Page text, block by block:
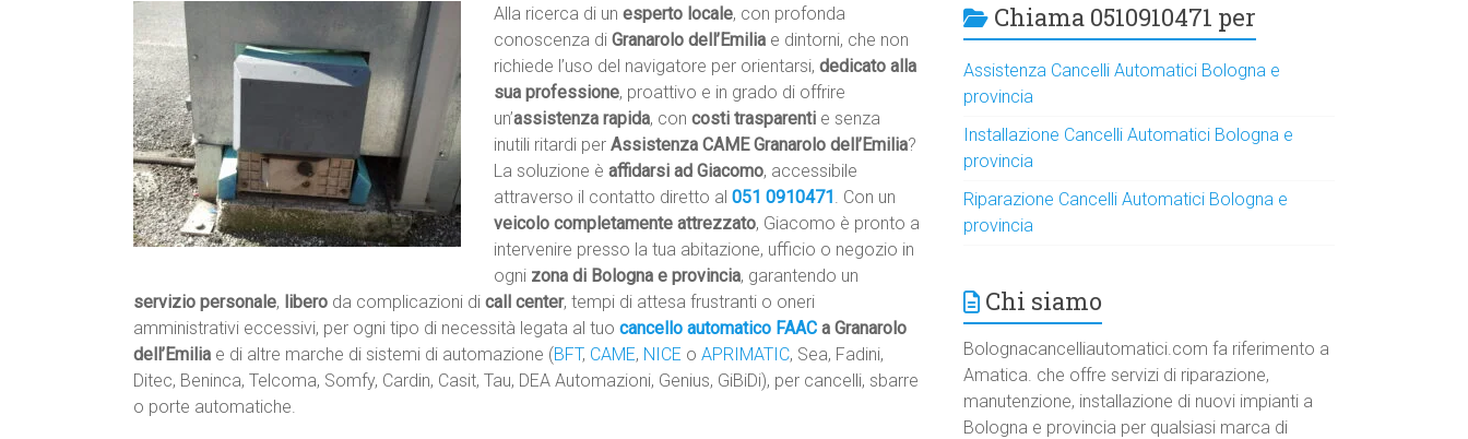
Alla ricerca di un esperto locale, con profonda
conoscenza di Granarolo dell’Emilia e dintorni, che non
richiede l’uso del navigatore per orientarsi, dedicato alla
sua professione, proattivo e in grado di offrire
un’assistenza rapida, con costi trasparenti e senza
inutili ritardi per Assistenza CAME Granarolo dell’Emilia?
La soluzione è affidarsi ad Giacomo, accessibile
attraverso il contatto diretto al 051 0910471 . Con un
veicolo completamente attrezzato, Giacomo è pronto a
intervenire presso la tua abitazione, ufficio o negozio in
ogni zona di Bologna e provincia, garantendo un
servizio personale, libero da complicazioni di call center, tempi di attesa frustranti o oneri
amministrativi eccessivi, per ogni tipo di necessità legata al tuo cancello automatico FAAC a Granarolo
dell’Emilia e di altre marche di sistemi di automazione (BFT, CAME, NICE o APRIMATIC, Sea, Fadini,
Ditec, Beninca, Telcoma, Somfy, Cardin, Casit, Tau, DEA Automazioni, Genius, GiBiDi), per cancelli, sbarre
o porte automatiche.
Chiama 0510910471 per
Assistenza Cancelli Automatici Bologna e
provincia
Installazione Cancelli Automatici Bologna e
provincia
Riparazione Cancelli Automatici Bologna e
provincia
Chi siamo
Bolognacancelliautomatici.com fa riferimento a
Amatica. che offre servizi di riparazione,
manutenzione, installazione di nuovi impianti a
Bologna e provincia per qualsiasi marca di